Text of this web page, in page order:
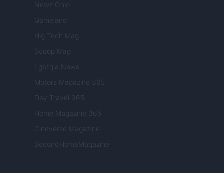
Newz Ohio
Gameland
Hig Tech Mag
Scoop Mag
Lgbtqia News
Motors Magazine 365
Day Travel 365
Home Magazine 365
Cineverse Magazine
SecondHomeMagazine